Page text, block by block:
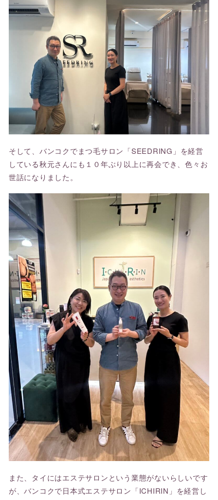
そして、バンコクでまつ毛サロン「SEEDRING」を経営
している秋元さんにも１０年ぶり以上に再会でき、色々お
世話になりました。
また、タイにはエステサロンという業態がないらしいです
が、バンコクで日本式エステサロン「ICHIRIN」を経営し